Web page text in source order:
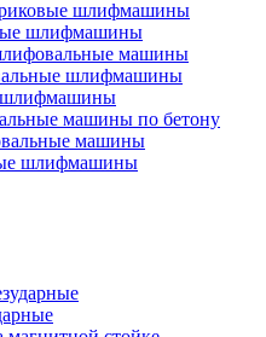
шлифмашины
шлифмашины
машины
шлифмашины
машины по бетону
машины
шлифмашины